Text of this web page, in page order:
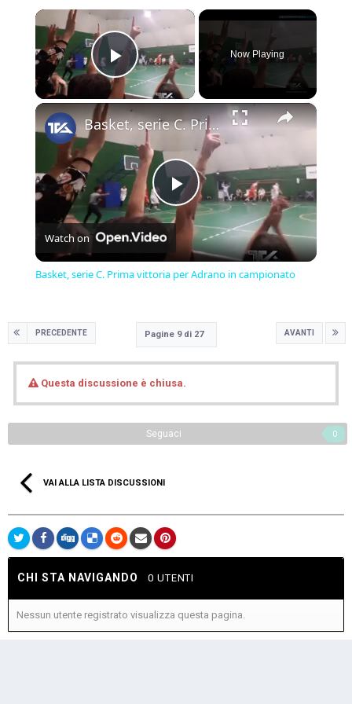
×
Play Video
Now Playing
×
Play
Video
Basket, serie C. Prima vittoria per Adrano in campionato
Watch on
Basket, serie C. Prima vittoria per Adrano in campionato
PRECEDENTE AVANTI
Pagine 9 di 27
Questa discussione è chiusa.
Seguaci 0
VAI ALLA LISTA DISCUSSIONI
CHI STA NAVIGANDO 0 UTENTI
Nessun utente registrato visualizza questa pagina.